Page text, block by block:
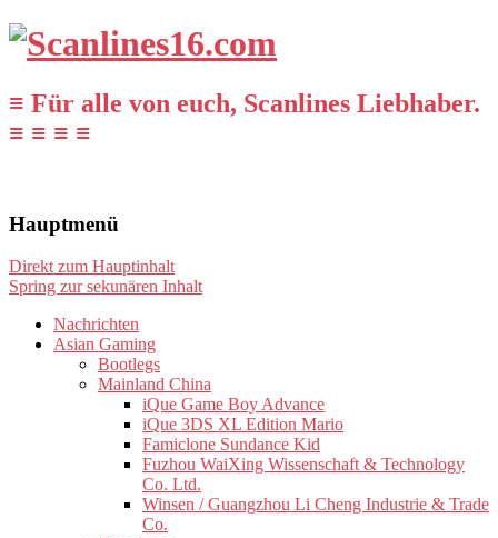
≡ Für alle von euch, Scanlines Liebhaber.
≡ ≡ ≡ ≡
Hauptmenü
Direkt zum Hauptinhalt
Spring zur sekunären Inhalt
Nachrichten
Asian Gaming
Bootlegs
Mainland China
iQue Game Boy Advance
iQue 3DS XL Edition Mario
Famiclone Sundance Kid
Fuzhou WaiXing Wissenschaft & Technology
Co. Ltd.
Winsen / Guangzhou Li Cheng Industrie & Trade
Co.